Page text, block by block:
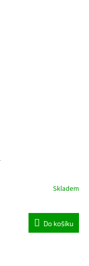
Skladem
Do košíku